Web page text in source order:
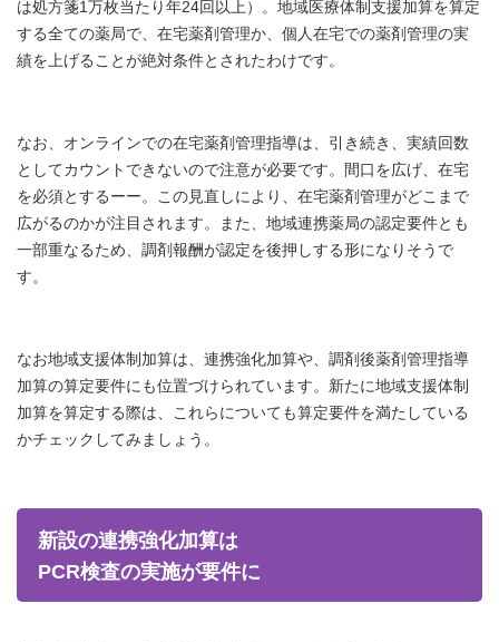
は処方箋1万枚当たり年24回以上）。地域医療体制支援加算を算定
する全ての薬局で、在宅薬剤管理か、個人在宅での薬剤管理の実
績を上げることが絶対条件とされたわけです。
なお、オンラインでの在宅薬剤管理指導は、引き続き、実績回数
としてカウントできないので注意が必要です。間口を広げ、在宅
を必須とするーー。この見直しにより、在宅薬剤管理がどこまで
広がるのかが注目されます。また、地域連携薬局の認定要件とも
一部重なるため、調剤報酬が認定を後押しする形になりそうで
す。
なお地域支援体制加算は、連携強化加算や、調剤後薬剤管理指導
加算の算定要件にも位置づけられています。新たに地域支援体制
加算を算定する際は、これらについても算定要件を満たしている
かチェックしてみましょう。
新設の連携強化加算は
PCR検査の実施が要件に